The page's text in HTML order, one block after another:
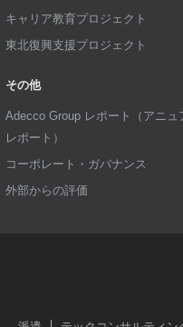
キャリア教育プロジェクト
東北復興支援プロジェクト
その他
Adecco Group レポート（アニュ
レポート）
コーポレート・ガバナンス
外部からの評価